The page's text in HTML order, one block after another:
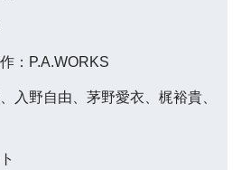
：P.A.WORKS
入野自由、茅野愛衣、梶裕貴、